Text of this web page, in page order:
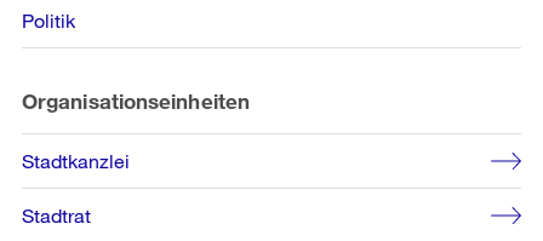
Politik
Organisationseinheiten
Stadtkanzlei
Stadtrat